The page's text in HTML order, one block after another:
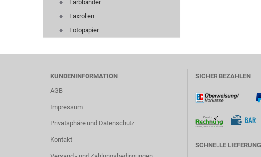
Farbbänder
Faxrollen
Fotopapier
KUNDENINFORMATION
AGB
Impressum
Privatsphäre und Datenschutz
Kontakt
SICHER BEZAHLEN
SCHNELLE LIEFERUNG